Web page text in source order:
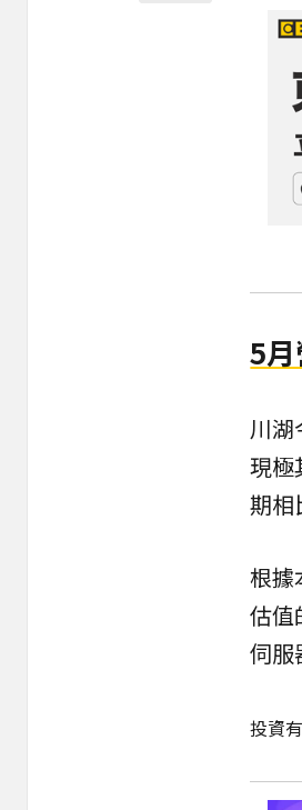
5
川湖
現極
期相
根據
估值
伺服
投資